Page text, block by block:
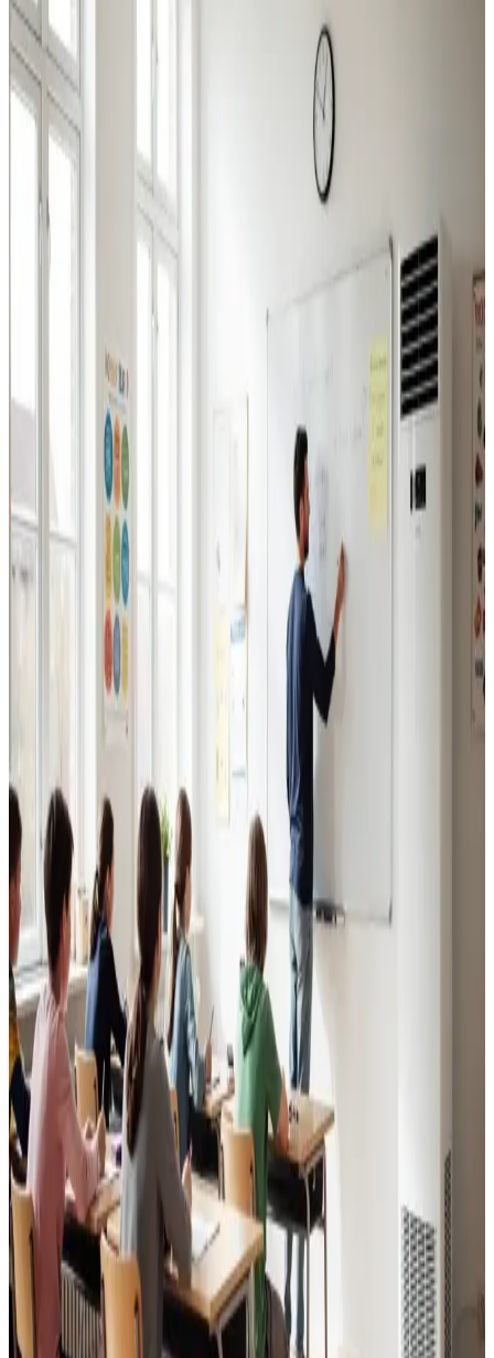
Industriventilation
Ventilation til fabrikker, haller og lagerbygninger i
Skanderborg. Professionel dimensionering.
Erhvervsventilation
Kontorer, klinikker, butikker og restauranter i
Skanderborg. Godt indeklima for alle.
Læs mere